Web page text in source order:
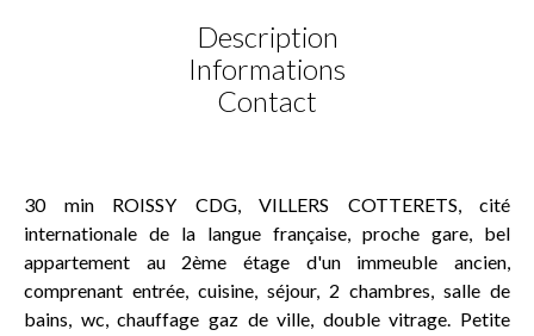
Description
Informations
Contact
30 min ROISSY CDG, VILLERS COTTERETS, cité
internationale de la langue française, proche gare, bel
appartement au 2ème étage d'un immeuble ancien,
comprenant entrée, cuisine, séjour, 2 chambres, salle de
bains, wc, chauffage gaz de ville, double vitrage. Petite